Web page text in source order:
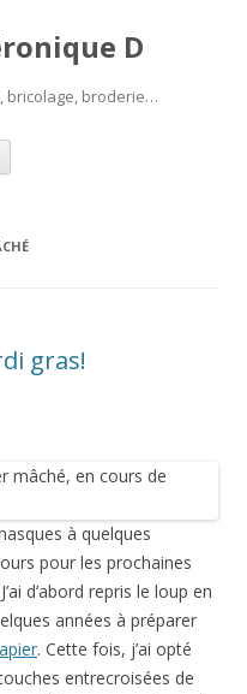
D
bricolage, broderie…
Aller
contenu
gras!
à quelques
pour les prochaines
d’abord repris le loup en
années à préparer
. Cette fois, j’ai opté
entrecroisées de